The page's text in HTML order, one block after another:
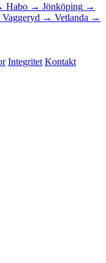
Habo → Jönköping →
Vaggeryd → Vetlanda →
Integritet Kontakt